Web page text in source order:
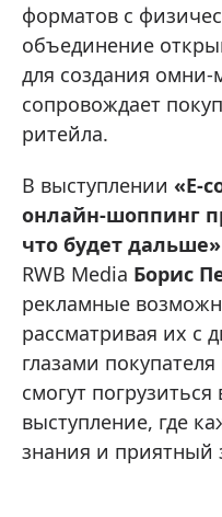
форматов с
объединение
для создания омни-
сопровождает
ритейла.
В выступлении «E-
онлайн-шоппинг
что будет дальше»
RWB Media Борис
рекламные
рассматривая их с
глазами
смогут
выступление, где
знания и приятный